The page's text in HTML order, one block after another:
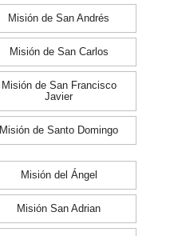
Misión de San Andrés
Misión de San Carlos
Misión de San Francisco
Javier
Misión de Santo Domingo
Misión del Ángel
Misión San Adrian